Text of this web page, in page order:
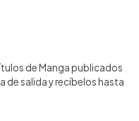
de Manga publicados
de salida y recíbelos hasta